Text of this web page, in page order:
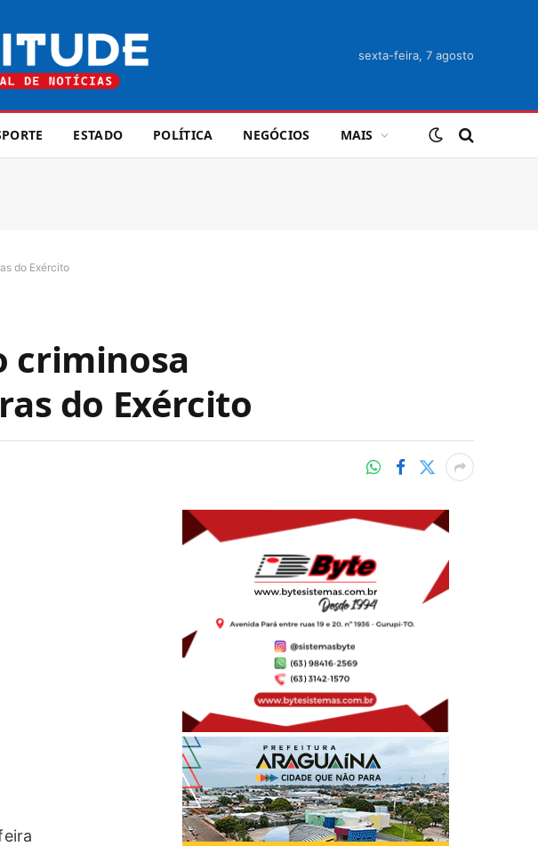
sexta-feira, 7 agosto
ESTADO POLÍTICA NEGÓCIOS MAIS
do Exército
criminosa
do Exército